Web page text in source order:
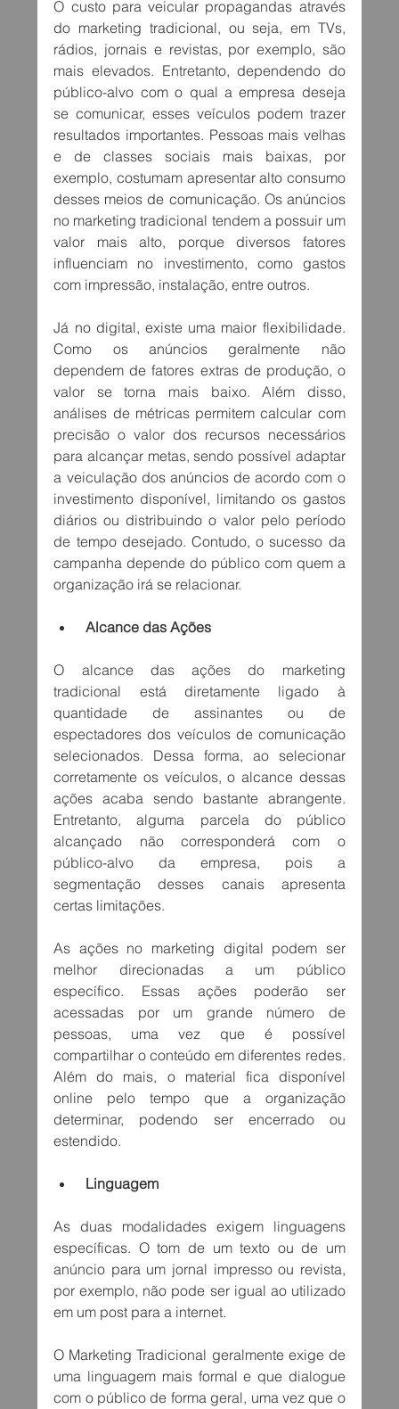
O custo para veicular propagandas através
do marketing tradicional, ou seja, em TVs,
rádios, jornais e revistas, por exemplo, são
mais elevados. Entretanto, dependendo do
público-alvo com o qual a empresa deseja
se comunicar, esses veículos podem trazer
resultados importantes. Pessoas mais velhas
e de classes sociais mais baixas, por
exemplo, costumam apresentar alto consumo
desses meios de comunicação. Os anúncios
no marketing tradicional tendem a possuir um
valor mais alto, porque diversos fatores
influenciam no investimento, como gastos
com impressão, instalação, entre outros.
Já no digital, existe uma maior flexibilidade.
Como os anúncios geralmente não
dependem de fatores extras de produção, o
valor se torna mais baixo. Além disso,
análises de métricas permitem calcular com
precisão o valor dos recursos necessários
para alcançar metas, sendo possível adaptar
a veiculação dos anúncios de acordo com o
investimento disponível, limitando os gastos
diários ou distribuindo o valor pelo período
de tempo desejado. Contudo, o sucesso da
campanha depende do público com quem a
organização irá se relacionar.
Alcance das Ações
O alcance das ações do marketing
tradicional está diretamente ligado à
quantidade de assinantes ou de
espectadores dos veículos de comunicação
selecionados. Dessa forma, ao selecionar
corretamente os veículos, o alcance dessas
ações acaba sendo bastante abrangente.
Entretanto, alguma parcela do público
alcançado não corresponderá com o
público-alvo da empresa, pois a
segmentação desses canais apresenta
certas limitações.
As ações no marketing digital podem ser
melhor direcionadas a um público
específico. Essas ações poderão ser
acessadas por um grande número de
pessoas, uma vez que é possível
compartilhar o conteúdo em diferentes redes.
Além do mais, o material fica disponível
online pelo tempo que a organização
determinar, podendo ser encerrado ou
estendido.
Linguagem
As duas modalidades exigem linguagens
específicas. O tom de um texto ou de um
anúncio para um jornal impresso ou revista,
por exemplo, não pode ser igual ao utilizado
em um post para a internet.
O Marketing Tradicional geralmente exige de
uma linguagem mais formal e que dialogue
com o público de forma geral, uma vez que o